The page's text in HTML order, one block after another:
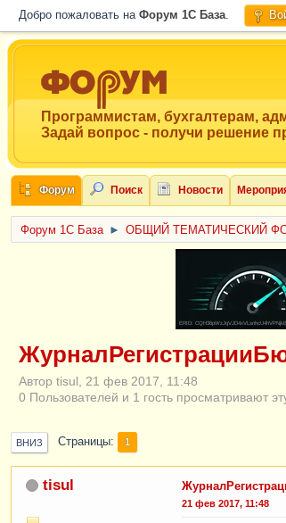
Добро пожаловать на Форум 1C База.
Программистам, бухгалтерам,
Задай вопрос - получи решение
Форум Поиск Новости
Форум 1C База ► ОБЩИЙ ТЕМАТИЧЕСКИЙ
ERID:
Автор tisul, 21 фев 2017, 11:48
0 Пользователей и 1 гость просматривают
ВНИЗ Страницы 1
tisul
21 фев 2017, 11:48